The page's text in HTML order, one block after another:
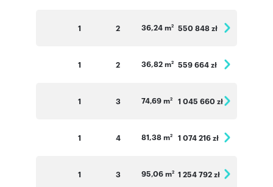
1 2 36,24 m2 550 848 zł
1 2 36,82 m2 559 664 zł
1 3 74,69 m2 1 045 660 zł
1 4 81,38 m2 1 074 216 zł
1 3 95,06 m2 1 254 792 zł